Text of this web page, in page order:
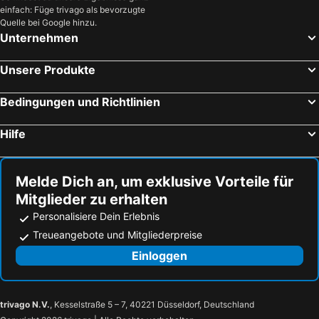
Huelva Strandhotels
Punta Umbría Strandhotels
Montenegro Strandhotels
Vale do Lobo Strandhotels
Cartaya Strandhotels
Fuzeta Strandhotels
Alcoutim Strandhotels
Aracena Strandhotels
einfach: Füge trivago als bevorzugte
Quelle bei Google hinzu.
Unternehmen
Unsere Produkte
Bedingungen und Richtlinien
Hilfe
Melde Dich an, um exklusive Vorteile für
Mitglieder zu erhalten
Personalisiere Dein Erlebnis
Treueangebote und Mitgliederpreise
Einloggen
trivago N.V., Kesselstraße 5 – 7, 40221 Düsseldorf, Deutschland